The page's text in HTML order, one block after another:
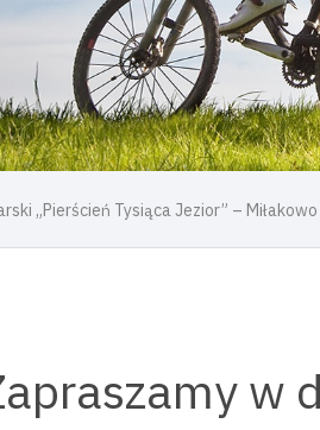
„Pierścień Tysiąca Jezior” –
w